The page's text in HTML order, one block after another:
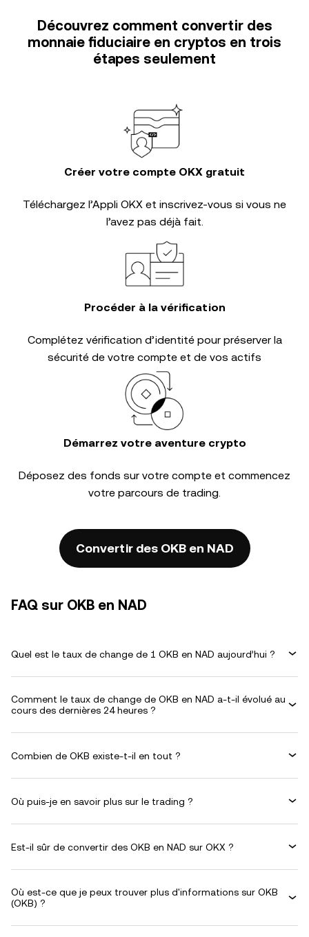
Découvrez comment convertir des
monnaie fiduciaire en cryptos en trois
étapes seulement
Créer votre compte OKX gratuit
Téléchargez l’Appli OKX et inscrivez-vous si vous ne
l’avez pas déjà fait.
Procéder à la vérification
Complétez vérification d’identitépour préserver la
sécurité de votre compte et de vos actifs
Démarrez votre aventure crypto
Déposez des fonds sur votre compte et commencez
votre parcours de trading.
Convertir des OKB en NAD
FAQ sur OKB en NAD
Quel est le taux de change de 1 OKB en NAD aujourd’hui ?
Comment le taux de change de OKB en NAD a-t-il évolué au
cours des dernières 24 heures ?
Combien de OKB existe-t-il en tout ?
Où puis-je en savoir plus sur le trading ?
Est-il sûr de convertir des OKB en NAD sur OKX ?
Où est-ce que je peux trouver plus d'informations sur OKB
(OKB) ?